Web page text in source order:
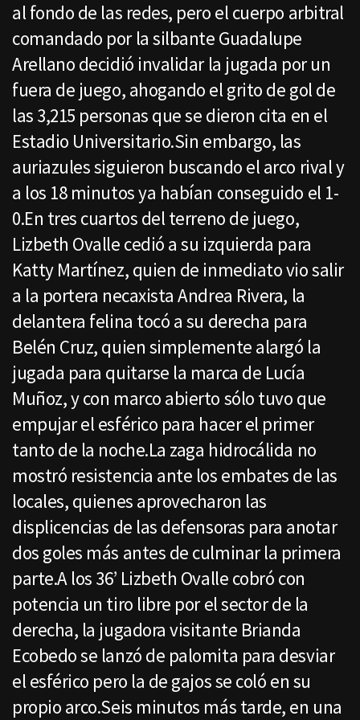
al fondo de las redes, pero el cuerpo arbitral
comandado por la silbante Guadalupe
Arellano decidió invalidar la jugada por un
fuera de juego, ahogando el grito de gol de
las 3,215 personas que se dieron cita en el
Estadio Universitario.Sin embargo, las
auriazules siguieron buscando el arco rival y
a los 18 minutos ya habían conseguido el 1-
0.En tres cuartos del terreno de juego,
Lizbeth Ovalle cedió a su izquierda para
Katty Martínez, quien de inmediato vio salir
a la portera necaxista Andrea Rivera, la
delantera felina tocó a su derecha para
Belén Cruz, quien simplemente alargó la
jugada para quitarse la marca de Lucía
Muñoz, y con marco abierto sólo tuvo que
empujar el esférico para hacer el primer
tanto de la noche.La zaga hidrocálida no
mostró resistencia ante los embates de las
locales, quienes aprovecharon las
displicencias de las defensoras para anotar
dos goles más antes de culminar la primera
parte.A los 36’ Lizbeth Ovalle cobró con
potencia un tiro libre por el sector de la
derecha, la jugadora visitante Brianda
Ecobedo se lanzó de palomita para desviar
el esférico pero la de gajos se coló en su
propio arco.Seis minutos más tarde, en una